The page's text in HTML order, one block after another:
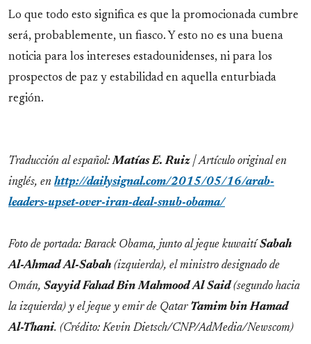
Lo que todo esto significa es que la promocionada cumbre
será, probablemente, un fiasco. Y esto no es una buena
noticia para los intereses estadounidenses, ni para los
prospectos de paz y estabilidad en aquella enturbiada
región.
Traducción al español:Matías E. Ruiz | Artículo original en
inglés, en http://dailysignal.com/2015/05/16/arab-
leaders-upset-over-iran-deal-snub-obama/
Foto de portada: Barack Obama, junto al jeque kuwaitíSabah
Al-Ahmad Al-Sabah (izquierda), el ministro designado de
Omán, Sayyid Fahad Bin Mahmood Al Said(segundo hacia
la izquierda) y el jeque y emir de Qatar Tamim bin Hamad
Al-Thani. (Crédito: Kevin Dietsch/CNP/AdMedia/Newscom)